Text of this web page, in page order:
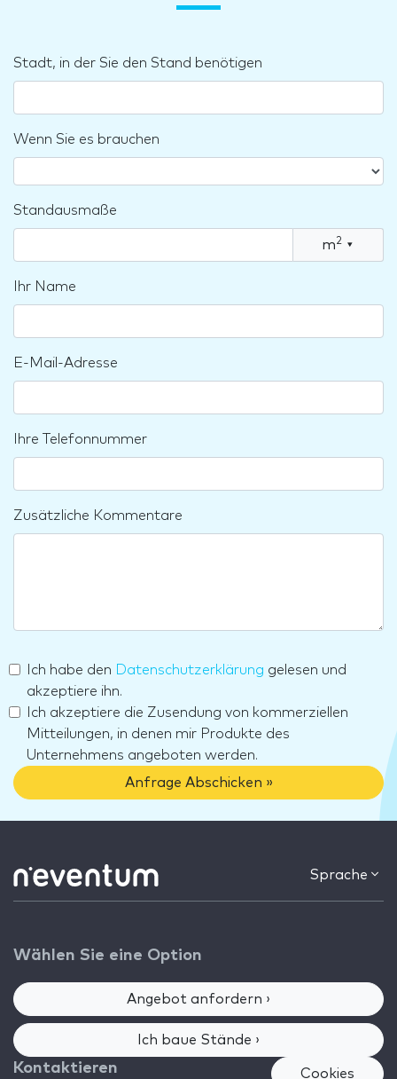
Stadt, in der Sie den Stand benötigen
Wenn Sie es brauchen
Standausmaße
m2 ▾
Ihr Name
E-Mail-Adresse
Ihre Telefonnummer
Zusätzliche Kommentare
Ich habe den Datenschutzerklärung gelesen und
akzeptiere ihn.
Ich akzeptiere die Zusendung von kommerziellen
Mitteilungen, in denen mir Produkte des
Unternehmens angeboten werden.
Anfrage Abschicken »
Sprache
Wählen Sie eine Option
Angebot anfordern ›
Ich baue Stände ›
Kontaktieren Cookies